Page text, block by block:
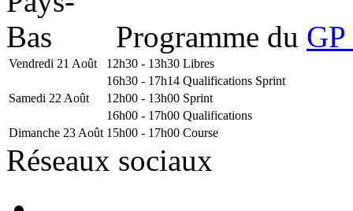
Programme du
Vendredi 21 Août 12h30 - 13h30 Libres
16h30 - 17h14 Qualifications Sprint
Samedi 22 Août
12h00 - 13h00 Sprint
16h00 - 17h00 Qualifications
Dimanche 23 Août 15h00 - 17h00 Course
Réseaux sociaux